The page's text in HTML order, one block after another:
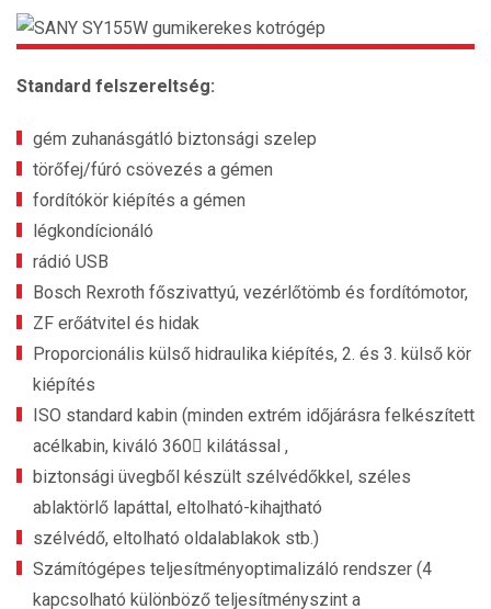
Standard felszereltség:
gém zuhanásgátló biztonsági szelep
törőfej/fúró csövezés a gémen
fordítókör kiépítés a gémen
légkondícionáló
rádió USB
Bosch Rexroth főszivattyú, vezérlőtömb és fordítómotor,
ZF erőátvitel és hidak
Proporcionális külső hidraulika kiépítés, 2. és 3. külső kör
kiépítés
ISO standard kabin (minden extrém időjárásra felkészített
acélkabin, kiváló 360 kilátással ,
biztonsági üvegből készült szélvédőkkel, széles
ablaktörlő lapáttal, eltolható-kihajtható
szélvédő, eltolható oldalablakok stb.)
Számítógépes teljesítményoptimalizáló rendszer (4
kapcsolható különböző teljesítményszint a